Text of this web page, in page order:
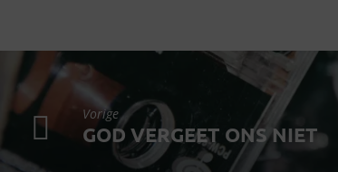
Vorige
GOD VERGEET ONS NIET